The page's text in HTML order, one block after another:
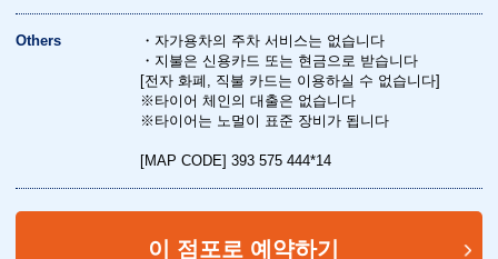
Others
・자가용차의 주차 서비스는 없습니다
・지불은 신용카드 또는 현금으로 받습니다
[전자 화폐, 직불 카드는 이용하실 수 없습니다]
※타이어 체인의 대출은 없습니다
※타이어는 노멀이 표준 장비가 됩니다
[MAP CODE] 393 575 444*14
이 점포로 예약하기